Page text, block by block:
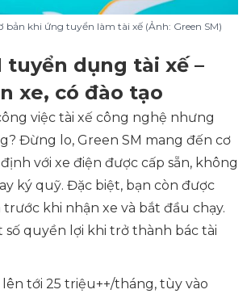
bản khi ứng tuyển làm tài xế (Ảnh: Green SM)
tuyển dụng tài xế –
xe, có đào tạo
việc tài xế công nghệ nhưng
Đừng lo, Green SM mang đến cơ
với xe điện được cấp sẵn, không
ký quỹ. Đặc biệt, bạn còn được
trước khi nhận xe và bắt đầu chạy.
số quyền lợi khi trở thành bác tài
tới 25 triệu++/tháng, tùy vào